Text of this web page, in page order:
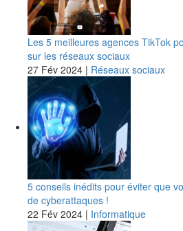
Les 5 meilleures agences TikTok
sur les réseaux sociaux
27 Fév 2024 | Réseaux sociaux
5 conseils inédits pour éviter que
de cyberattaques !
22 Fév 2024 | Informatique